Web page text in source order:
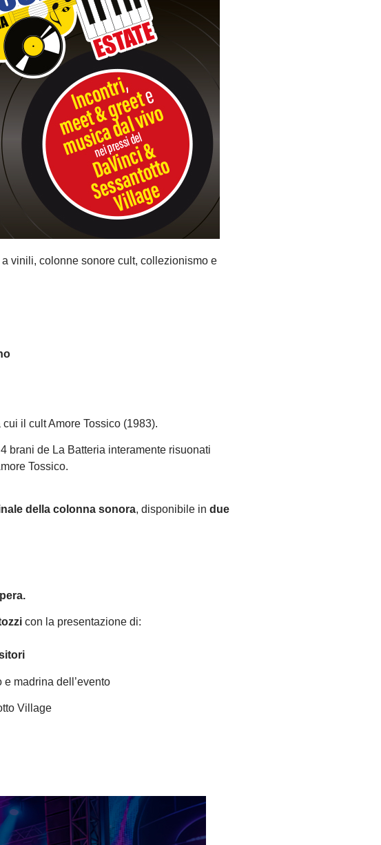
vinili, colonne sonore cult, collezionismo e
il cult Amore Tossico (1983).
brani de La Batteria interamente risuonati
Tossico.
della colonna sonora, disponibile in due
con la presentazione di:
madrina dell’evento
Village